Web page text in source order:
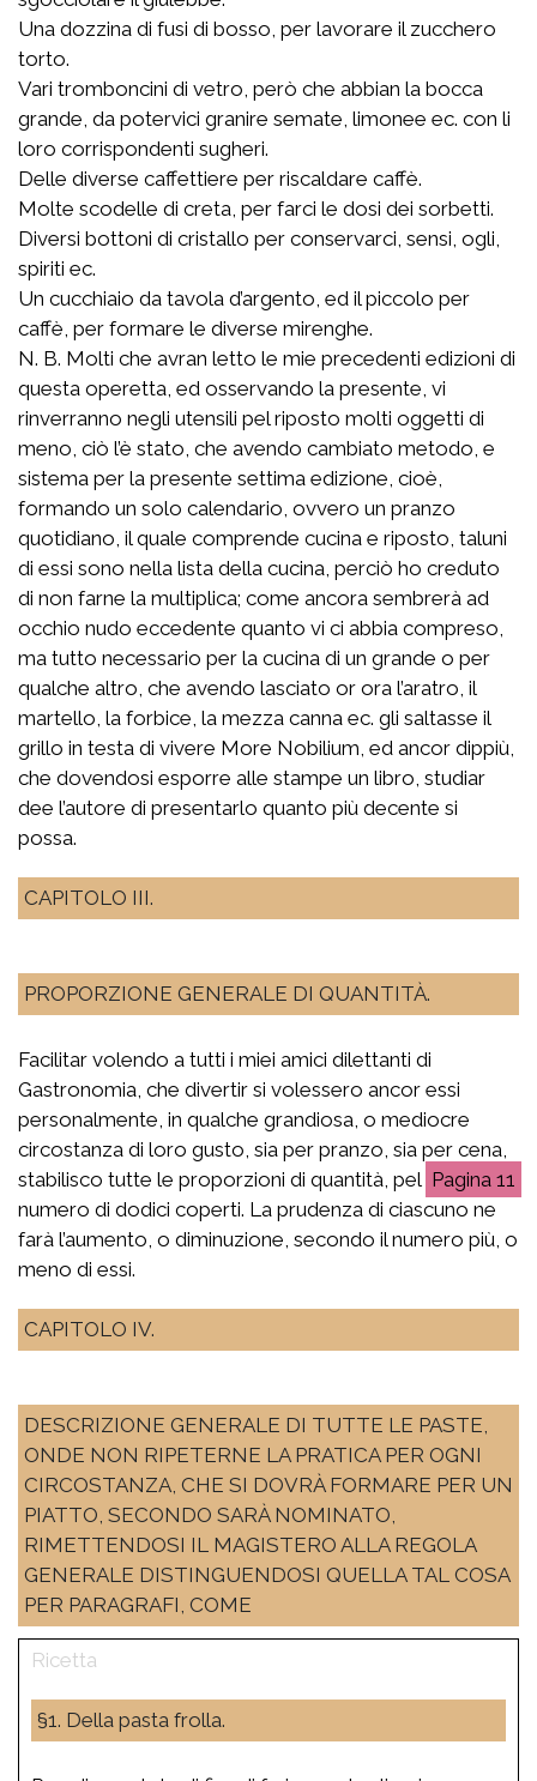
Una dozzina di fusi di bosso, per lavorare il zucchero
torto.
Vari tromboncini di vetro, però che abbian la bocca
grande, da potervici granire semate, limonee ec. con li
loro corrispondenti sugheri.
Delle diverse caffettiere per riscaldare caffè.
Molte scodelle di creta, per farci le dosi dei sorbetti.
Diversi bottoni di cristallo per conservarci, sensi, ogli,
spiriti ec.
Un cucchiaio da tavola d’argento, ed il piccolo per
caffè, per formare le diverse mirenghe.
N. B. Molti che avran letto le mie precedenti edizioni di
questa operetta, ed osservando la presente, vi
rinverranno negli utensili pel riposto molti oggetti di
meno, ciò l’è stato, che avendo cambiato metodo, e
sistema per la presente settima edizione, cioè,
formando un solo calendario, ovvero un pranzo
quotidiano, il quale comprende cucina e riposto, taluni
di essi sono nella lista della cucina, perciò ho creduto
di non farne la multiplica; come ancora sembrerà ad
occhio nudo eccedente quanto vi ci abbia compreso,
ma tutto necessario per la cucina di un grande o per
qualche altro, che avendo lasciato or ora l’aratro, il
martello, la forbice, la mezza canna ec. gli saltasse il
grillo in testa di vivere More Nobilium, ed ancor dippiù,
che dovendosi esporre alle stampe un libro, studiar
dee l’autore di presentarlo quanto più decente si
possa.
CAPITOLO III.
PROPORZIONE GENERALE DI QUANTITÀ.
Facilitar volendo a tutti i miei amici dilettanti di
Gastronomia, che divertir si volessero ancor essi
personalmente, in qualche grandiosa, o mediocre
circostanza di loro gusto, sia per pranzo, sia per cena,
stabilisco tutte le proporzioni di quantità, pel
11
numero di dodici coperti. La prudenza di ciascuno ne
farà l’aumento, o diminuzione, secondo il numero più, o
meno di essi.
CAPITOLO IV.
DESCRIZIONE GENERALE DI TUTTE LE PASTE,
ONDE NON RIPETERNE LA PRATICA PER OGNI
CIRCOSTANZA, CHE SI DOVRÀ FORMARE PER UN
PIATTO, SECONDO SARÀ NOMINATO,
RIMETTENDOSI IL MAGISTERO ALLA REGOLA
GENERALE DISTINGUENDOSI QUELLA TAL COSA
PER PARAGRAFI, COME
§1. Della pasta frolla.